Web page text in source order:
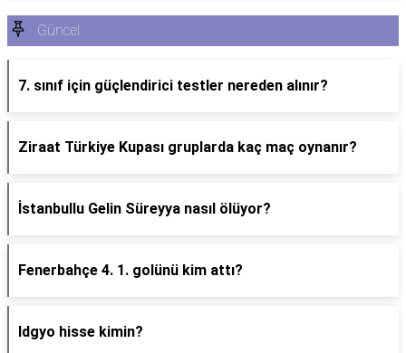
Güncel
7. sınıf için güçlendirici testler nereden alınır?
Ziraat Türkiye Kupası gruplarda kaç maç oynanır?
İstanbullu Gelin Süreyya nasıl ölüyor?
Fenerbahçe 4. 1. golünü kim attı?
Idgyo hisse kimin?